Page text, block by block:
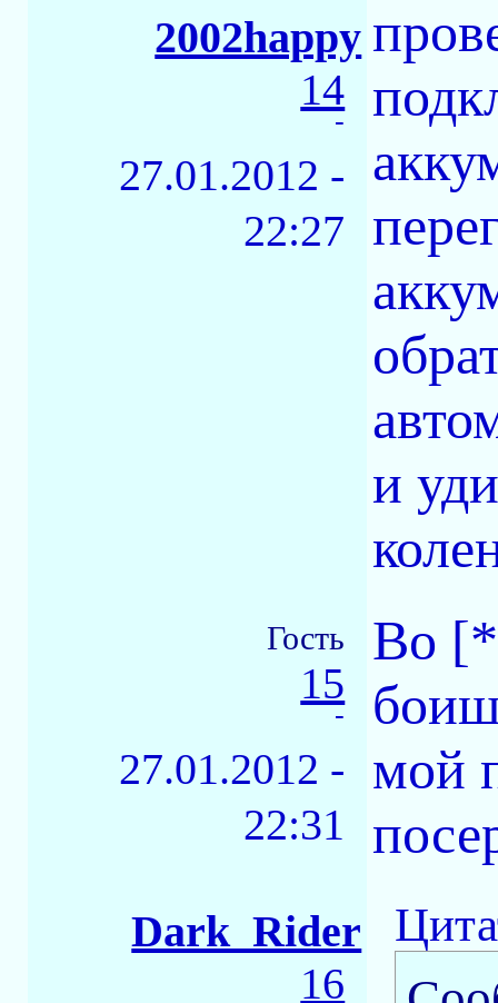
2002happy
14
-
27.01.2012 -
22:27
и
Гость
15
-
27.01.2012 -
22:31
Во
мой
Dark_Rider
16